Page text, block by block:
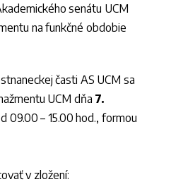
senátu UCM
na funkčné obdobie
časti AS UCM sa
UCM dňa 7.
09.00 – 15.00 hod., formou
v zložení: